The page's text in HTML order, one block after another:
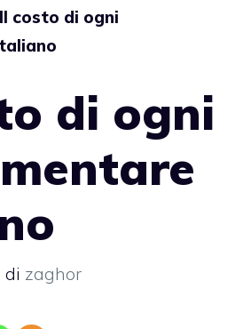
Il costo di ogni
di ogni
di zaghor